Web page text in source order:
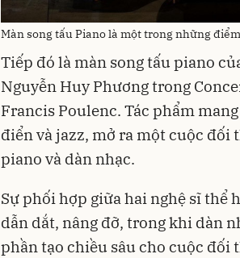
Màn song tấu Piano là một trong những
Tiếp đó là màn song tấu piano
Nguyễn Huy Phương trong
Francis Poulenc. Tác phẩm
điển và jazz, mở ra một cuộc đối
piano và dàn nhạc.
Sự phối hợp giữa hai nghệ sĩ thể
dẫn dắt, nâng đỡ, trong khi dàn
phần tạo chiều sâu cho cuộc đối